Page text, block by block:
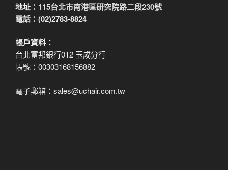
地址： 115台北市南港區研究院路二段230號
電話：(02)2783-8824
帳戶資料：
台北富邦銀行012 玉成分行
帳號：00303168156882
電子郵箱：sales@uchair.com.tw